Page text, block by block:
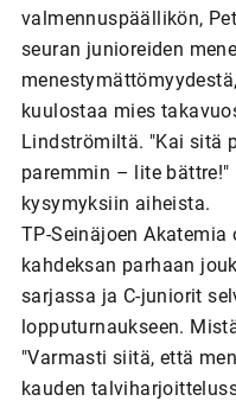
valmennuspäällikön,
seuran junioreiden
kuulostaa mies
Lindströmiltä. "Kai sitä
paremmin – lite
kysymyksiin aiheista.
TP-Seinäjoen
kahdeksan parhaan
sarjassa ja C-juniorit
lopputurnaukseen.
"Varmasti siitä, että
kauden